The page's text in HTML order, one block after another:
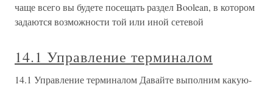
чаще всего вы будете посещать раздел Boolean, в котором
задаются возможности той или иной сетевой
14.1 Управление терминалом
14.1 Управление терминалом Давайте выполним какую-